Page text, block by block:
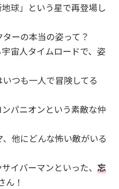
球」という星で再登場し
ーの本当の姿って？
宙人タイムロードで、姿
いつも一人で冒険してる
パニオンという素敵な仲
、他にどんな怖い敵がいる
イバーマンといった、 忘
ん！